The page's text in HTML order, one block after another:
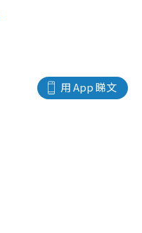
用 App 睇文